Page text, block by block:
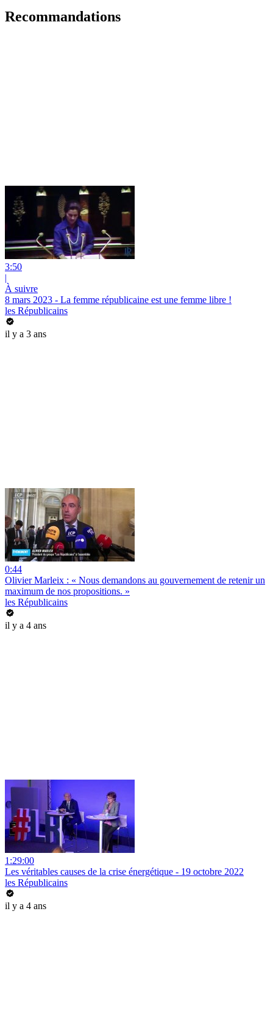
Recommandations
3:50
|
À suivre
8 mars 2023 - La femme républicaine est une femme libre !
les Républicains
il y a 3 ans
0:44
Olivier Marleix : « Nous demandons au gouvernement de retenir un
maximum de nos propositions. »
les Républicains
il y a 4 ans
1:29:00
Les véritables causes de la crise énergétique - 19 octobre 2022
les Républicains
il y a 4 ans